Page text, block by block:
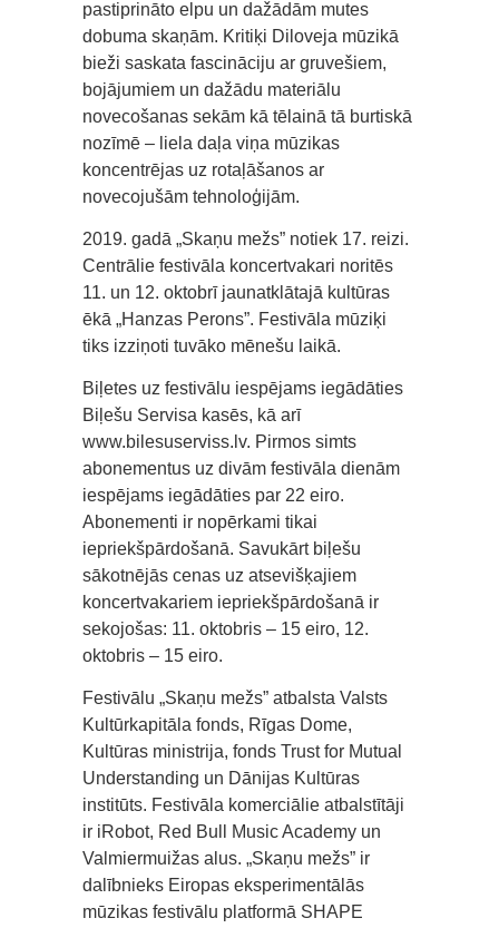
pastiprināto elpu un dažādām mutes
dobuma skaņām. Kritiķi Diloveja mūzikā
bieži saskata fascināciju ar gruvešiem,
bojājumiem un dažādu materiālu
novecošanas sekām kā tēlainā tā burtiskā
nozīmē – liela daļa viņa mūzikas
koncentrējas uz rotaļāšanos ar
novecojušām tehnoloģijām.
2019. gadā „Skaņu mežs” notiek 17. reizi.
Centrālie festivāla koncertvakari noritēs
11. un 12. oktobrī jaunatklātajā kultūras
ēkā „Hanzas Perons”. Festivāla mūziķi
tiks izziņoti tuvāko mēnešu laikā.
Biļetes uz festivālu iespējams iegādāties
Biļešu Servisa kasēs, kā arī
www.bilesuserviss.lv. Pirmos simts
abonementus uz divām festivāla dienām
iespējams iegādāties par 22 eiro.
Abonementi ir nopērkami tikai
iepriekšpārdošanā. Savukārt biļešu
sākotnējās cenas uz atsevišķajiem
koncertvakariem iepriekšpārdošanā ir
sekojošas: 11. oktobris – 15 eiro, 12.
oktobris – 15 eiro.
Festivālu „Skaņu mežs” atbalsta Valsts
Kultūrkapitāla fonds, Rīgas Dome,
Kultūras ministrija, fonds Trust for Mutual
Understanding un Dānijas Kultūras
institūts. Festivāla komerciālie atbalstītāji
ir iRobot, Red Bull Music Academy un
Valmiermuižas alus. „Skaņu mežs” ir
dalībnieks Eiropas eksperimentālās
mūzikas festivālu platformā SHAPE